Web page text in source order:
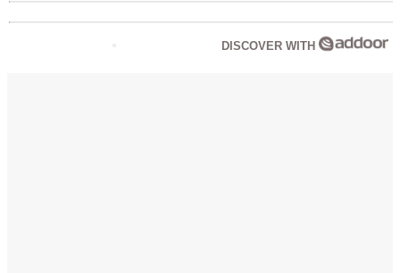
DISCOVER WITH